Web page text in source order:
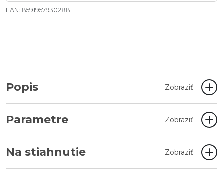
EAN: 8591957930288
Popis Zobraziť
Parametre Zobraziť
Na stiahnutie Zobraziť